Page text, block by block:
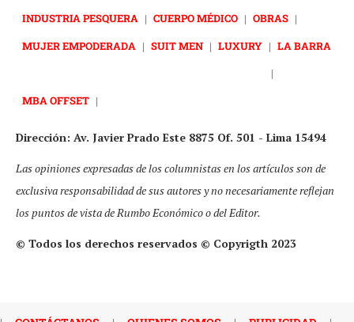
INDUSTRIA PESQUERA | CUERPO MÉDICO | OBRAS |
MUJER EMPODERADA | SUIT MEN | LUXURY | LA BARRA
|
MBA OFFSET |
Dirección: Av. Javier Prado Este 8875 Of. 501 - Lima 15494
Las opiniones expresadas de los columnistas en los artículos son de
exclusiva responsabilidad de sus autores y no necesariamente reflejan
los puntos de vista de Rumbo Económico o del Editor.
© Todos los derechos reservados © Copyrigth 2023